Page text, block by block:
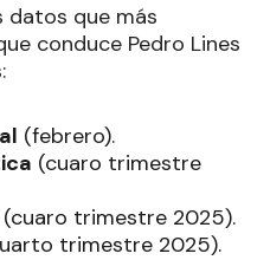
datos que más
conduce Pedro Lines
(febrero).
(cuaro trimestre
(cuaro trimestre 2025).
trimestre 2025).